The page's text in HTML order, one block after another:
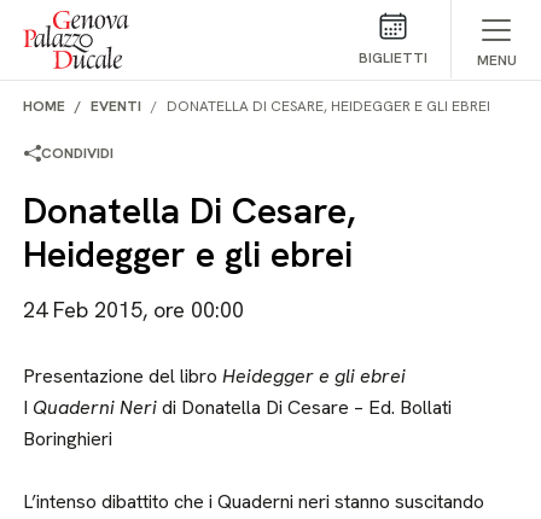
Salta al contenuto
BIGLIETTI MENU
HOME EVENTI DONATELLA DI CESARE, HEIDEGGER E GLI EBREI
CONDIVIDI
Donatella Di Cesare,
Heidegger e gli ebrei
24 Feb 2015, ore 00:00
Presentazione del libroHeidegger e gli ebrei
I Quaderni Neridi Donatella Di Cesare – Ed. Bollati
Boringhieri
L’intenso dibattito che i Quaderni neri stanno suscitando